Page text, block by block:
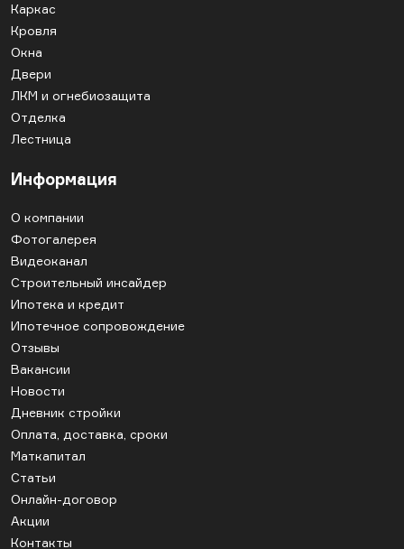
Каркас
Кровля
Окна
Двери
ЛКМ и огнебиозащита
Отделка
Лестница
Информация
О компании
Фотогалерея
Видеоканал
Строительный инсайдер
Ипотека и кредит
Ипотечное сопровождение
Отзывы
Вакансии
Новости
Дневник стройки
Оплата, доставка, сроки
Маткапитал
Статьи
Онлайн-договор
Акции
Контакты